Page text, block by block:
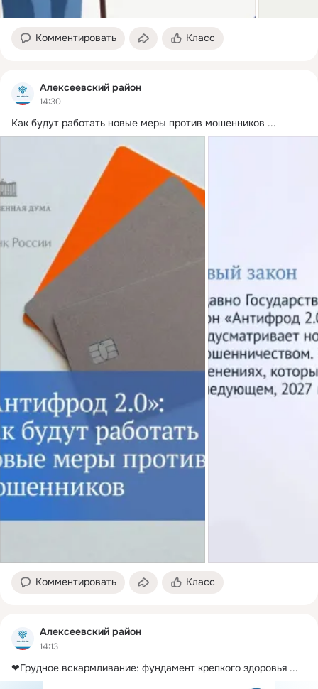
Комментировать Класс
Алексеевский район
14:30
Как будут работать новые меры против мошенников ...
Комментировать Класс
Алексеевский район
14:13
❤Грудное вскармливание: фундамент крепкого здоровья ...